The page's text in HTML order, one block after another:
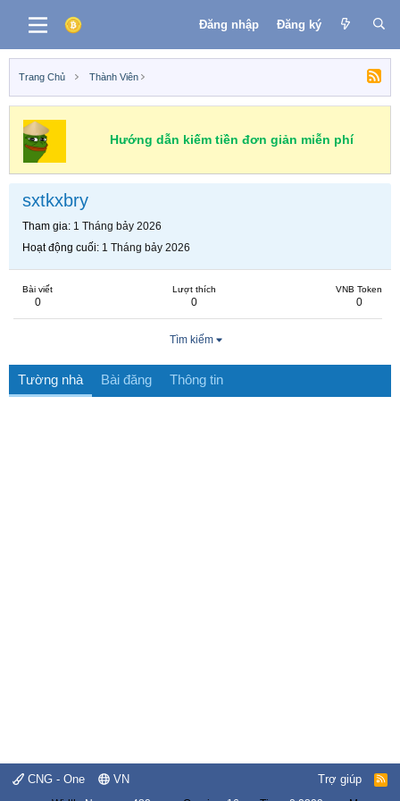
Đăng nhập Đăng ký
Trang Chủ Thành Viên
Hướng dẫn kiếm tiền đơn giản miễn phí
sxtkxbry
Tham gia 1 Tháng bảy 2026
Hoạt động cuối 1 Tháng bảy 2026
Bài viết
0
Lượt thích
0
VNB Token
0
Tìm kiếm
Tường nhà Bài đăng Thông tin
CNG - One VN Trợ giúp
R